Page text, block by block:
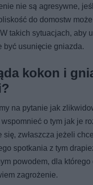
nie są agresywne,
do domostw
takich sytuacjach, aby
być usunięcie gniazda.
kokon i
na pytanie jak
o tym jak je
się, zwłaszcza jeżeli
spotkania z tym
powodem, dla którego
zagrożenie.